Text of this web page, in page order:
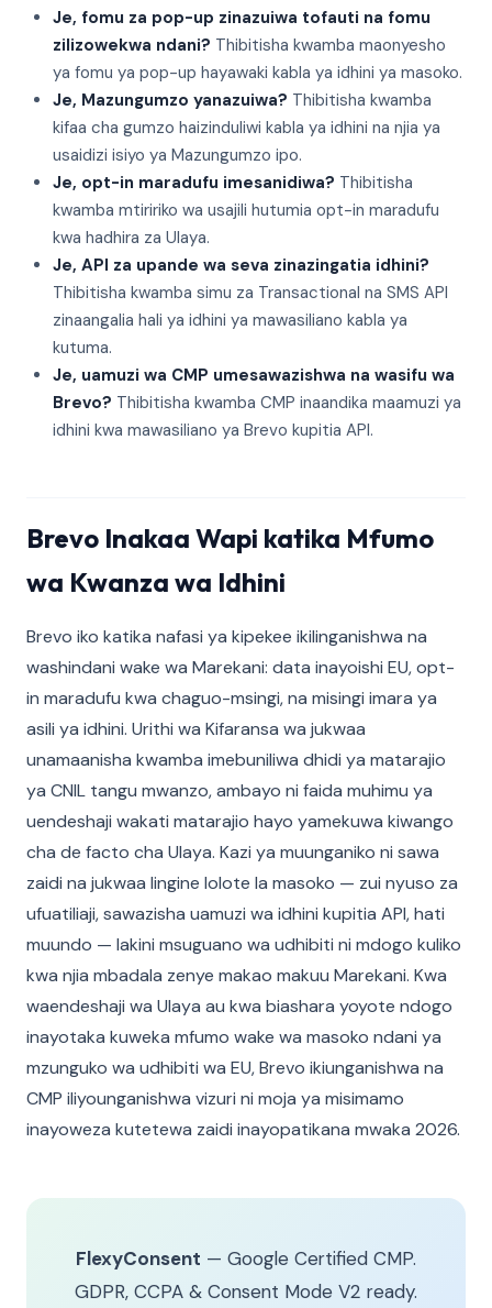
Je, fomu za pop-up zinazuiwa tofauti na fomu
zilizowekwa ndani? Thibitisha kwamba maonyesho
ya fomu ya pop-up hayawaki kabla ya idhini ya masoko.
Je, Mazungumzo yanazuiwa? Thibitisha kwamba
kifaa cha gumzo haizinduliwi kabla ya idhini na njia ya
usaidizi isiyo ya Mazungumzo ipo.
Je, opt-in maradufu imesanidiwa? Thibitisha
kwamba mtiririko wa usajili hutumia opt-in maradufu
kwa hadhira za Ulaya.
Je, API za upande wa seva zinazingatia idhini?
Thibitisha kwamba simu za Transactional na SMS API
zinaangalia hali ya idhini ya mawasiliano kabla ya
kutuma.
Je, uamuzi wa CMP umesawazishwa na wasifu wa
Brevo? Thibitisha kwamba CMP inaandika maamuzi ya
idhini kwa mawasiliano ya Brevo kupitia API.
Brevo Inakaa Wapi katika Mfumo
wa Kwanza wa Idhini
Brevo iko katika nafasi ya kipekee ikilinganishwa na
washindani wake wa Marekani: data inayoishi EU, opt-
in maradufu kwa chaguo-msingi, na misingi imara ya
asili ya idhini. Urithi wa Kifaransa wa jukwaa
unamaanisha kwamba imebuniliwa dhidi ya matarajio
ya CNIL tangu mwanzo, ambayo ni faida muhimu ya
uendeshaji wakati matarajio hayo yamekuwa kiwango
cha de facto cha Ulaya. Kazi ya muunganiko ni sawa
zaidi na jukwaa lingine lolote la masoko — zui nyuso za
ufuatiliaji, sawazisha uamuzi wa idhini kupitia API, hati
muundo — lakini msuguano wa udhibiti ni mdogo kuliko
kwa njia mbadala zenye makao makuu Marekani. Kwa
waendeshaji wa Ulaya au kwa biashara yoyote ndogo
inayotaka kuweka mfumo wake wa masoko ndani ya
mzunguko wa udhibiti wa EU, Brevo ikiunganishwa na
CMP iliyounganishwa vizuri ni moja ya misimamo
inayoweza kutetewa zaidi inayopatikana mwaka 2026.
FlexyConsent — Google Certified CMP.
GDPR, CCPA & Consent Mode V2 ready.